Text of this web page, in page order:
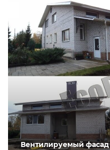
Вентилируемый